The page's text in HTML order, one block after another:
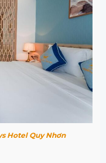
Hotel Quy Nhơn